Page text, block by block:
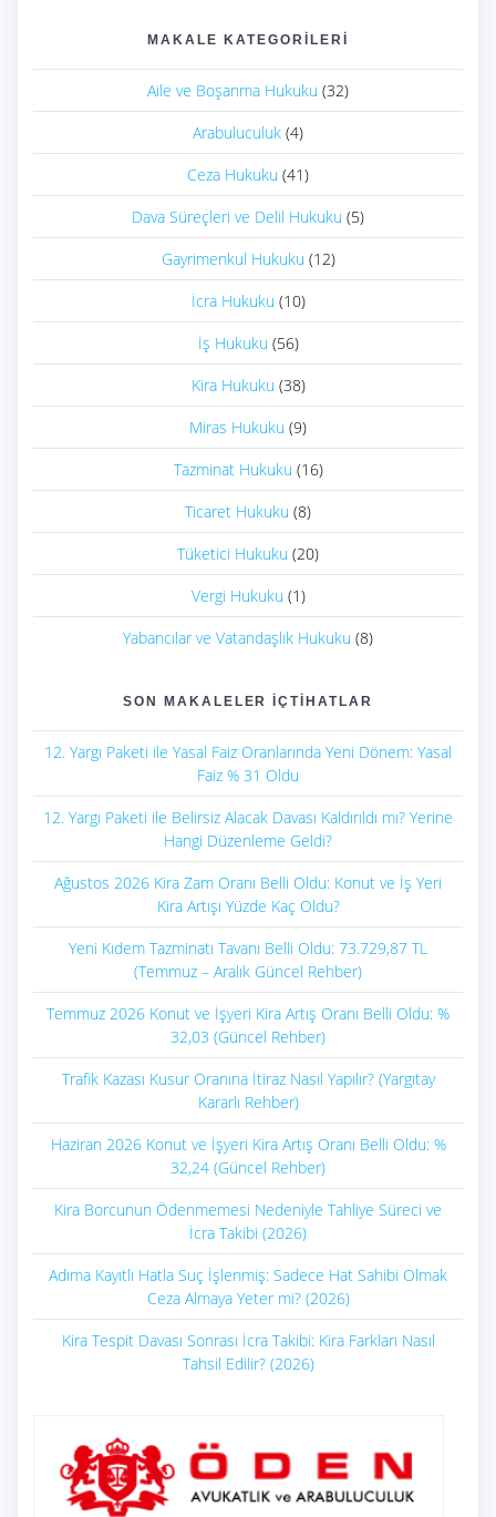
MAKALE KATEGORILERI
Aile ve Boşanma Hukuku (32)
Arabuluculuk (4)
Ceza Hukuku (41)
Dava Süreçleri ve Delil Hukuku (5)
Gayrimenkul Hukuku (12)
İcra Hukuku (10)
İş Hukuku (56)
Kira Hukuku (38)
Miras Hukuku (9)
Tazminat Hukuku (16)
Ticaret Hukuku (8)
Tüketici Hukuku (20)
Vergi Hukuku (1)
Yabancılar ve Vatandaşlık Hukuku (8)
SON MAKALELER İÇTIHATLAR
12. Yargı Paketi ile Yasal Faiz Oranlarında Yeni Dönem: Yasal
Faiz % 31 Oldu
12. Yargı Paketi ile Belirsiz Alacak Davası Kaldırıldı mı? Yerine
Hangi Düzenleme Geldi?
Ağustos 2026 Kira Zam Oranı Belli Oldu: Konut ve İş Yeri
Kira Artışı Yüzde Kaç Oldu?
Yeni Kıdem Tazminatı Tavanı Belli Oldu: 73.729,87 TL
(Temmuz – Aralık Güncel Rehber)
Temmuz 2026 Konut ve İşyeri Kira Artış Oranı Belli Oldu: %
32,03 (Güncel Rehber)
Trafik Kazası Kusur Oranına İtiraz Nasıl Yapılır? (Yargıtay
Kararlı Rehber)
Haziran 2026 Konut ve İşyeri Kira Artış Oranı Belli Oldu: %
32,24 (Güncel Rehber)
Kira Borcunun Ödenmemesi Nedeniyle Tahliye Süreci ve
İcra Takibi (2026)
Adıma Kayıtlı Hatla Suç İşlenmiş: Sadece Hat Sahibi Olmak
Ceza Almaya Yeter mi? (2026)
Kira Tespit Davası Sonrası İcra Takibi: Kira Farkları Nasıl
Tahsil Edilir? (2026)